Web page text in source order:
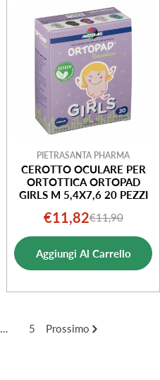
PIETRASANTA PHARMA
CEROTTO OCULARE PER
ORTOTTICA ORTOPAD
GIRLS M 5,4X7,6 20 PEZZI
Prezzo
di
vendita
€11,82Prezzo
normale
€11,90
Aggiungi Al Carrello
… 5 Prossimo